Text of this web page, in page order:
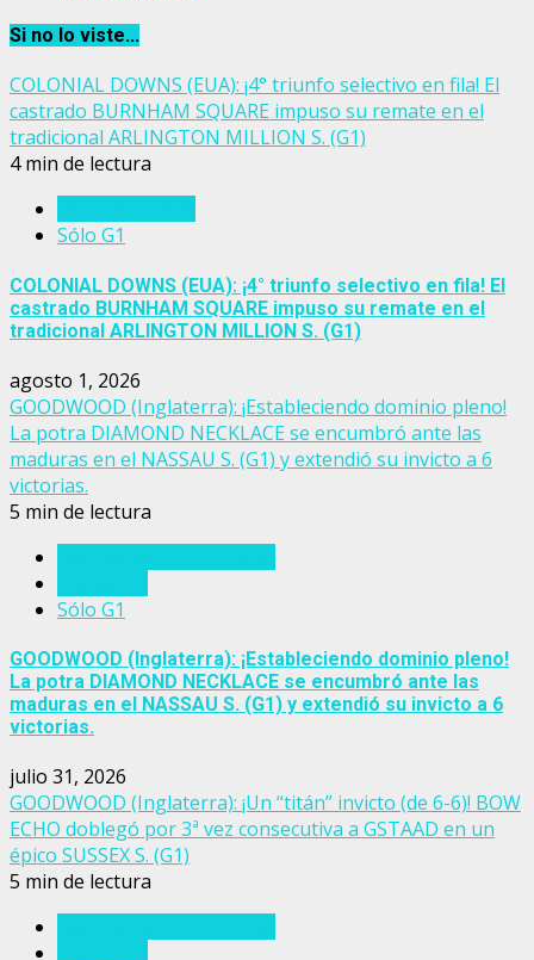
Si no lo viste...
COLONIAL DOWNS (EUA): ¡4° triunfo selectivo en fila! El
castrado BURNHAM SQUARE impuso su remate en el
tradicional ARLINGTON MILLION S. (G1)
4 min de lectura
Sólo G1
COLONIAL DOWNS (EUA): ¡4° triunfo selectivo en fila! El
castrado BURNHAM SQUARE impuso su remate en el
tradicional ARLINGTON MILLION S. (G1)
agosto 1, 2026
GOODWOOD (Inglaterra): ¡Estableciendo dominio pleno!
La potra DIAMOND NECKLACE se encumbró ante las
maduras en el NASSAU S. (G1) y extendió su invicto a 6
victorias.
5 min de lectura
Sólo G1
GOODWOOD (Inglaterra): ¡Estableciendo dominio pleno!
La potra DIAMOND NECKLACE se encumbró ante las
maduras en el NASSAU S. (G1) y extendió su invicto a 6
victorias.
julio 31, 2026
GOODWOOD (Inglaterra): ¡Un “titán” invicto (de 6-6)! BOW
ECHO doblegó por 3ª vez consecutiva a GSTAAD en un
épico SUSSEX S. (G1)
5 min de lectura